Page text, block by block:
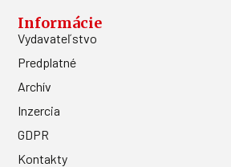
Informácie
Vydavateľstvo
Predplatné
Archív
Inzercia
GDPR
Kontakty